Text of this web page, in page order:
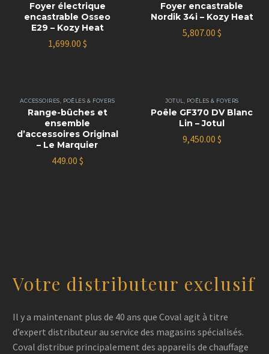
Foyer électrique
encastrable Osseo
E29 – Kozy Heat
1,699.00 $
Foyer encastrable
Nordik 34i – Kozy Heat
5,807.00 $
ACCESSOIRES POÊLES & FOYERS
Range-bûches et
ensemble
d’accessoires Original
– Le Marquier
449.00 $
JOTUL POÊLES & FOYERS
Poêle GF370 DV Blanc
Lin – Jotul
9,450.00 $
Votre distributeur exclusif
Il y a maintenant plus de 40 ans que Coval agit à titre
d’expert distributeur au service des magasins spécialisés.
Coval distribue principalement des appareils de chauffage